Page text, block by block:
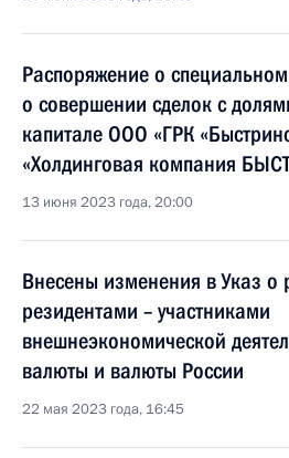
Распоряжение о
о совершении сделок с
капитале ООО «ГРК
«Холдинговая компания
13 июня 2023 года, 20:00
Внесены изменения в Указ о
резидентами – участниками
внешнеэкономической
валюты и валюты России
22 мая 2023 года, 16:45